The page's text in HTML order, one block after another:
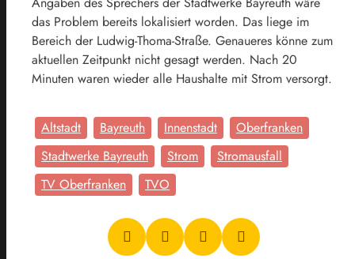
das Problem bereits lokalisiert worden. Das liege im
Bereich der Ludwig-Thoma-Straße. Genaueres könne zum
aktuellen Zeitpunkt nicht gesagt werden. Nach 20
Minuten waren wieder alle Haushalte mit Strom versorgt.
Altstadt Bayreuth Innenstadt
Oberfranken
Stadtwerke Bayreuth
Strom
Stromausfall
TV Oberfranken
TVO